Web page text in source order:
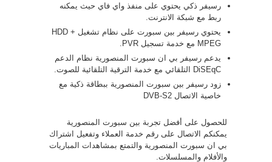
رسيفر ذكي يحتوي على منفذ واي فاي حيث يمكنه
ربط مع شبكة الانترنت.
يحتوي رسيفر بين سبورت على نظام تشغيل HDD +
MPEG مع خدمة تسجيل PVR.
يدعم رسيفر بي ان سبورت المنصورية نظام الدعم
DiSEqC التلقائي مع خدمة الترقية التلقائية للصوت.
زود رسيفر بين سبورت المنصورية ببطاقة ذكية مع
خاصية الاتصال DVB-S2
للحصول على أفضل تجربة بين سبورت المنصورية
يمكنكم الاتصال على رقم خدمة العملاء وتفعيل اشتراك
بي ان سبورت المنصورية والتمتع بمشاهدات المباريات
والأفلام والمسلسلات.